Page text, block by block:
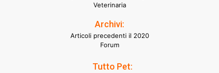
Veterinaria
Archivi:
Articoli precedenti il 2020
Forum
Tutto Pet: